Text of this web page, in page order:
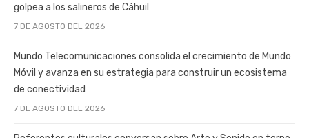
golpea a los salineros de Cáhuil
7 DE AGOSTO DEL 2026
Mundo Telecomunicaciones consolida el crecimiento de Mundo
Móvil y avanza en su estrategia para construir un ecosistema
de conectividad
7 DE AGOSTO DEL 2026